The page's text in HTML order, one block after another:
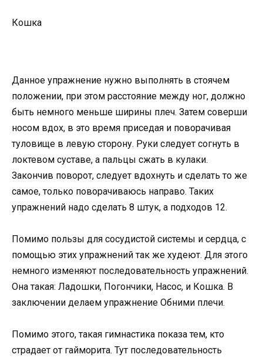
Кошка
Данное упражнение нужно выполнять в стоячем
положении, при этом расстояние между ног, должно
быть немного меньше ширины плеч. Затем соверши
носом вдох, в это время приседая и поворачивая
туловище в левую сторону. Руки следует согнуть в
локтевом суставе, а пальцы сжать в кулаки.
Закончив поворот, следует вдохнуть и сделать то же
самое, только поворачиваюсь направо. Таких
упражнений надо сделать 8 штук, а подходов 12.
Помимо пользы для сосудистой системы и сердца, с
помощью этих упражнений так же худеют. Для этого
немного изменяют последовательность упражнений.
Она такая: Ладошки, Погончики, Насос, и Кошка. В
заключении делаем упражнение Обними плечи.
Помимо этого, такая гимнастика показа тем, кто
страдает от гайморита. Тут последовательность